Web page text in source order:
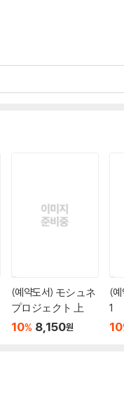
(예약도서) モシュネ
プロジェクト 上
10% 8,150원
(
1
10